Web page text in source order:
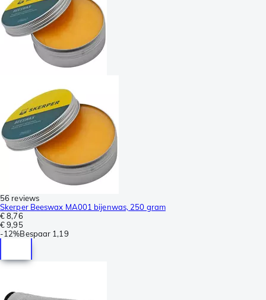
56 reviews
Skerper Beeswax MA001 bijenwas, 250 gram
€ 8,76
€ 9,95
-12%Bespaar 1,19